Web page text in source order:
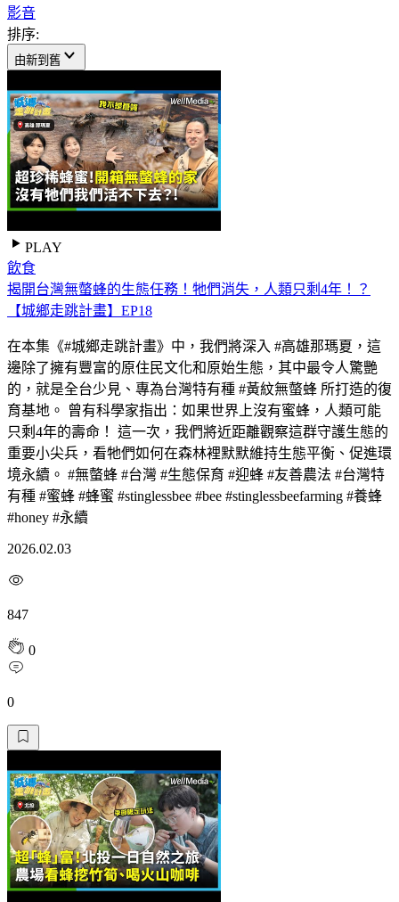
影音
排序:
由新到舊
PLAY
飲食
揭開台灣無螫蜂的生態任務！牠們消失，人類只剩4年！？
【城鄉走跳計畫】EP18
在本集《#城鄉走跳計畫》中，我們將深入 #高雄那瑪夏，這
邊除了擁有豐富的原住民文化和原始生態，其中最令人驚艷
的，就是全台少見、專為台灣特有種 #黃紋無螫蜂 所打造的復
育基地。 曾有科學家指出：如​​果世界上沒有蜜蜂，人類可能
只剩4年的壽命！ 這一次，我們將近距離觀察這群守護生態的
重要小尖兵，看牠們如何在森林裡默默維持生態平衡、促進環
境永續。 #無螫蜂 #台灣 #生態保育 #迎蜂 #友善農法 #台灣特
有種 #蜜蜂 #蜂蜜 #stinglessbee #bee #stinglessbeefarming #養蜂
#honey #永續
2026.02.03
847
0
0